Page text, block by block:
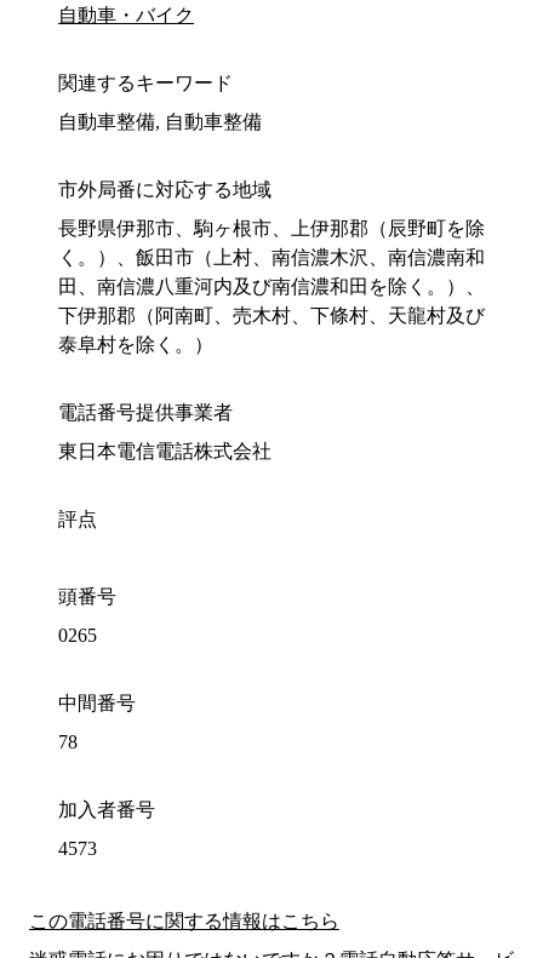
自動車・バイク
関連するキーワード
自動車整備, 自動車整備
市外局番に対応する地域
長野県伊那市、駒ヶ根市、上伊那郡（辰野町を除
く。）、飯田市（上村、南信濃木沢、南信濃南和
田、南信濃八重河内及び南信濃和田を除く。）、
下伊那郡（阿南町、売木村、下條村、天龍村及び
泰阜村を除く。）
電話番号提供事業者
東日本電信電話株式会社
評点
頭番号
0265
中間番号
78
加入者番号
4573
この電話番号に関する情報はこちら